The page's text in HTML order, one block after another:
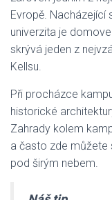
Evropě. Nacházející
univerzita je
skrývá jeden z
Kellsu.
Při procházce
historické
Zahrady kolem
a často zde můžete
pod širým nebem.